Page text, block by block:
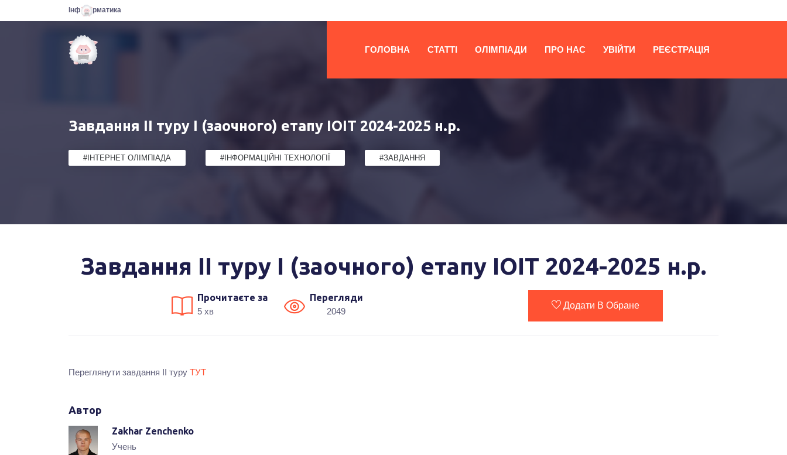
Інф рматика
ГОЛОВНА СТАТТІ ОЛІМПІАДИ ПРО НАС УВІЙТИ РЕЄСТРАЦІЯ
Завдання ІI туру І (заочного) етапу ІОІТ 2024-2025 н.р.
#ІНТЕРНЕТ ОЛІМПІАДА #ІНФОРМАЦІЙНІ ТЕХНОЛОГІЇ #ЗАВДАННЯ
Завдання ІI туру І (заочного) етапу ІОІТ 2024-2025 н.р.
Прочитаєте за
5 хв
Перегляди
2049
Додати В Обране
Переглянути завдання ІI туру ТУТ
Автор
Zakhar Zenchenko
Учень